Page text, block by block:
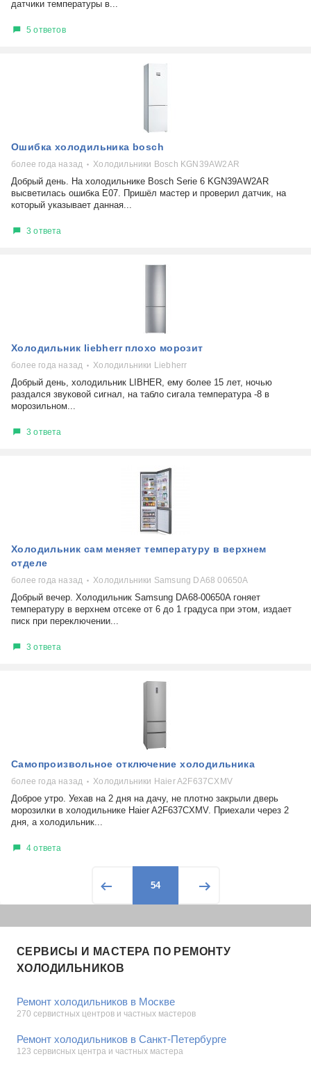
датчики температуры в...
5 ответов
Ошибка холодильника bosch
более года назад Холодильники Bosch KGN39AW2AR
Добрый день. На холодильнике Bosch Serie 6 KGN39AW2AR
высветилась ошибка Е07. Пришёл мастер и проверил датчик, на
который указывает данная...
3 ответа
Холодильник liebherr плохо морозит
более года назад Холодильники Liebherr
Добрый день, холодильник LIBHER, ему более 15 лет, ночью
раздался звуковой сигнал, на табло сигала температура -8 в
морозильном...
3 ответа
Холодильник сам меняет температуру в верхнем
отделе
более года назад Холодильники Samsung DA68 00650A
Добрый вечер. Холодильник Samsung DA68-00650A гоняет
температуру в верхнем отсеке от 6 до 1 градуса при этом, издает
писк при переключении...
3 ответа
Самопроизвольное отключение холодильника
более года назад Холодильники Haier A2F637CXMV
Доброе утро. Уехав на 2 дня на дачу, не плотно закрыли дверь
морозилки в холодильнике Haier A2F637CXMV. Приехали через 2
дня, а холодильник...
4 ответа
54
СЕРВИСЫ И МАСТЕРА ПО РЕМОНТУ
ХОЛОДИЛЬНИКОВ
Ремонт холодильников в Москве
270 сервистных центров и частных мастеров
Ремонт холодильников в Санкт-Петербурге
123 сервисных центра и частных мастера